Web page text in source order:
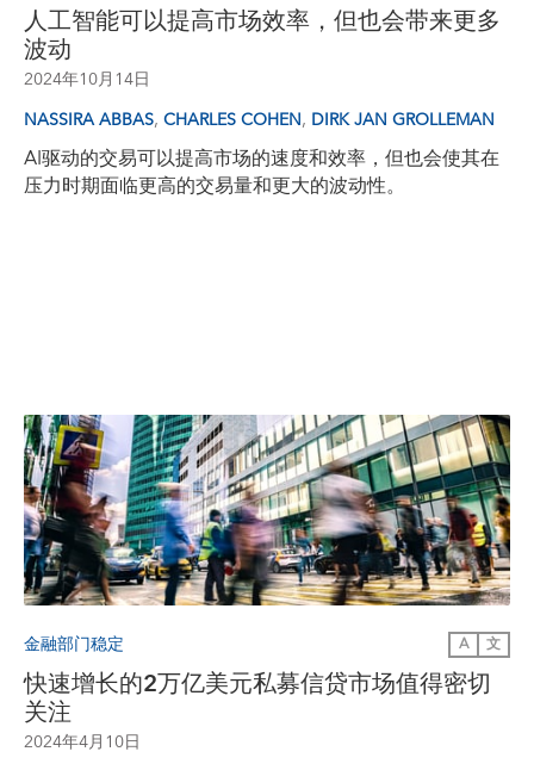
人工智能可以提高市场效率，但也会带来更多
波动
2024年10月14日
NASSIRA ABBAS, CHARLES COHEN, DIRK JAN GROLLEMAN
AI驱动的交易可以提高市场的速度和效率，但也会使其在
压力时期面临更高的交易量和更大的波动性。
金融部门稳定 A 文
快速增长的2万亿美元私募信贷市场值得密切
关注
2024年4月10日